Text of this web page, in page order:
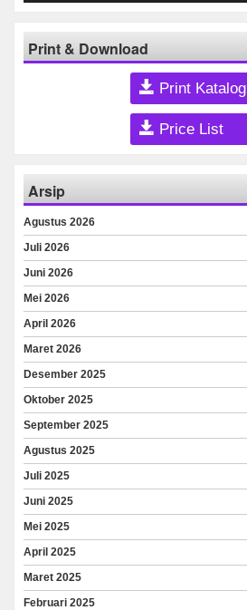
Print & Download
Print Katalog
Price List
Arsip
Agustus 2026
Juli 2026
Juni 2026
Mei 2026
April 2026
Maret 2026
Desember 2025
Oktober 2025
September 2025
Agustus 2025
Juli 2025
Juni 2025
Mei 2025
April 2025
Maret 2025
Februari 2025